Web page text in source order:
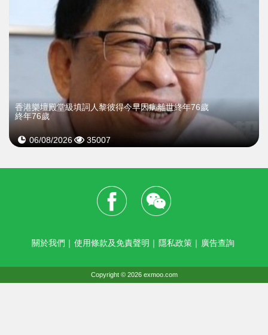
​香港樂壇殿堂級填詞人黎彼得今早因病離世終年76歲
終年76歲
06/08/2026 35007
關於我們 ｜ 使用條款及免責聲明 ｜ 隱私政策 ｜ 廣告查詢
Copyright © 2026 exmoo.com